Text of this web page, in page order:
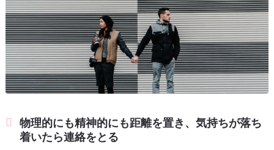
物理的にも精神的にも距離を置き、気持ちが落ち
着いたら連絡をとる